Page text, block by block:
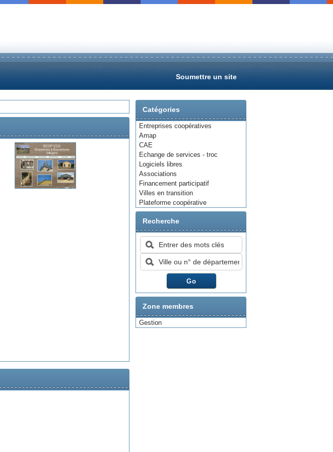
Soumettre un site
Catégories
Entreprises coopératives
Amap
CAE
Echange de services - troc
Logiciels libres
Associations
Financement participatif
Villes en transition
Plateforme coopérative
Recherche
Zone membres
Gestion